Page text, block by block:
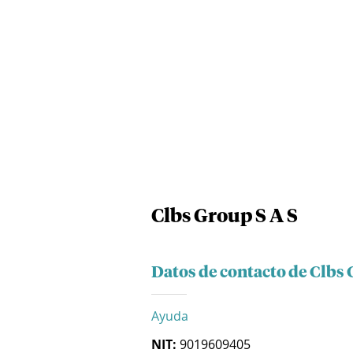
Clbs Group S A S
Datos de contacto de Clbs
Ayuda
NIT: 9019609405